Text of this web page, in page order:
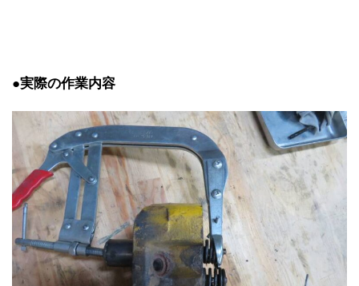
●実際の作業内容